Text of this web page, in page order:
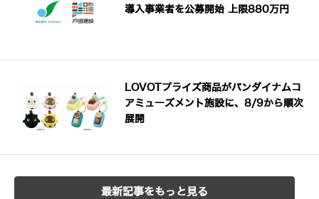
導入事業者を公募開始 上限880万円
LOVOTプライズ商品がバンダイナムコ
アミューズメント施設に、8/9から順次
展開
最新記事をもっと見る